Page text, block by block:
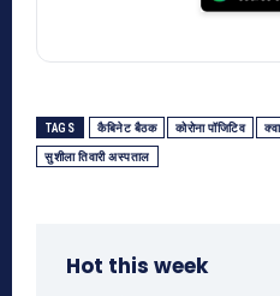
TAGS कैबिनेट बैठक कोरोना पॉजिटिव
सुशीला तिवारी अस्पताल
Hot this week